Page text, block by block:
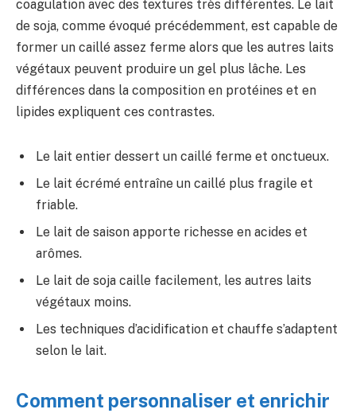
coagulation avec des textures très différentes. Le lait
de soja, comme évoqué précédemment, est capable de
former un caillé assez ferme alors que les autres laits
végétaux peuvent produire un gel plus lâche. Les
différences dans la composition en protéines et en
lipides expliquent ces contrastes.
Le lait entier dessert un caillé ferme et onctueux.
Le lait écrémé entraîne un caillé plus fragile et
friable.
Le lait de saison apporte richesse en acides et
arômes.
Le lait de soja caille facilement, les autres laits
végétaux moins.
Les techniques d’acidification et chauffe s’adaptent
selon le lait.
Comment personnaliser et enrichir